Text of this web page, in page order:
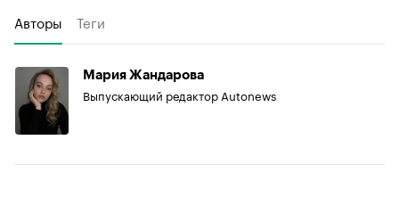
Авторы Теги
Мария Жандарова
Выпускающий редактор Autonews